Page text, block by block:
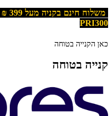
משלוח חינם בקניה מעל 399
₪
PRI300
כאן הקנייה בטוחה
קנייה בטוחה